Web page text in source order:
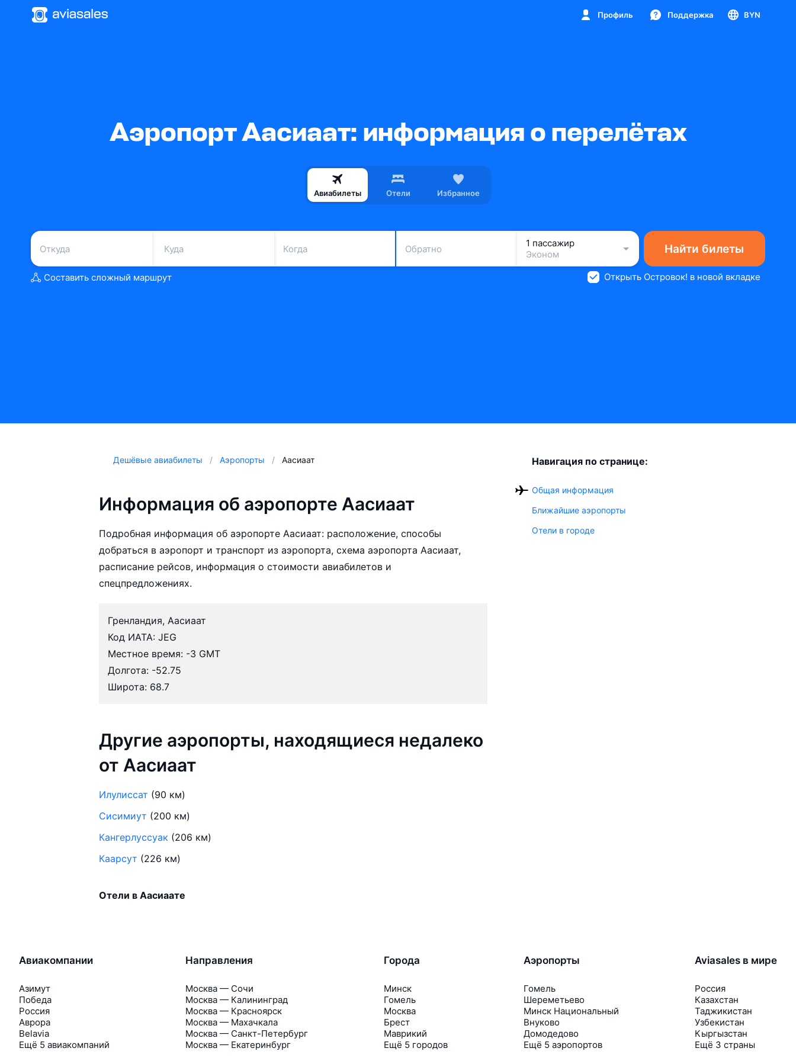
Профиль Поддержка BYN
Аэропорт Аасиаат: информация о перелётах
Авиабилеты Отели Избранное
Когда Обратно
1 пассажир
Эконом
Найти билеты
Составить сложный маршрут Открыть Островок! в новой вкладке
Дешёвые авиабилеты Аэропорты Аасиаат
Информация об аэропорте Аасиаат
Подробная информация об аэропорте Аасиаат: расположение, способы
добраться в аэропорт и транспорт из аэропорта, схема аэропорта Аасиаат,
расписание рейсов, информация о стоимости авиабилетов и
спецпредложениях.
Гренландия, Аасиаат
Код ИАТА: JEG
Местное время: -3 GMT
Долгота: -52.75
Широта: 68.7
Другие аэропорты, находящиеся недалеко
от Аасиаат
Илулиссат (90 км)
Сисимиут (200 км)
Кангерлуссуак (206 км)
Каарсут (226 км)
Отели в Аасиаате
Навигация по странице:
Общая информация
Ближайшие аэропорты
Отели в городе
Авиакомпании
Азимут
Победа
Россия
Аврора
Belavia
Ещё 5 авиакомпаний
Направления
Москва — Сочи
Москва — Калининград
Москва — Красноярск
Москва — Махачкала
Москва — Санкт-Петербург
Москва — Екатеринбург
Города
Минск
Гомель
Москва
Брест
Маврикий
Ещё 5 городов
Аэропорты
Гомель
Шереметьево
Минск Национальный
Внуково
Домодедово
Ещё 5 аэропортов
Aviasales в мире
Россия
Казахстан
Таджикистан
Узбекистан
Кыргызстан
Ещё 3 страны